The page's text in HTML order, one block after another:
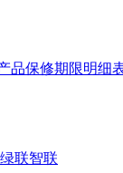
品保修期限明细
绿联智联